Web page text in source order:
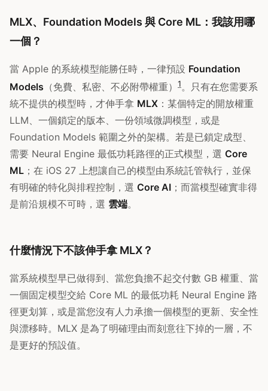
MLX、Foundation Models 與 Core ML：我該用哪
一個？
當 Apple 的系統模型能勝任時，一律預設 Foundation
Models （免費、私密、不必附帶權重） 1。只有在您需要系
統不提供的模型時，才伸手拿 MLX ：某個特定的開放權重
LLM、一個鎖定的版本、一份領域微調模型，或是
Foundation Models 範圍之外的架構。若是已鎖定成型、
需要 Neural Engine 最低功耗路徑的正式模型，選 Core
ML ；在 iOS 27 上想讓自己的模型由系統託管執行，並保
有明確的特化與排程控制，選 Core AI ；而當模型確實非得
是前沿規模不可時，選 雲端。
什麼情況下不該伸手拿 MLX？
當系統模型早已做得到、當您負擔不起交付數 GB 權重、當
一個固定模型交給 Core ML 的最低功耗 Neural Engine 路
徑更划算，或是當您沒有人力承擔一個模型的更新、安全性
與漂移時。MLX 是為了明確理由而刻意往下掉的一層，不
是更好的預設值。